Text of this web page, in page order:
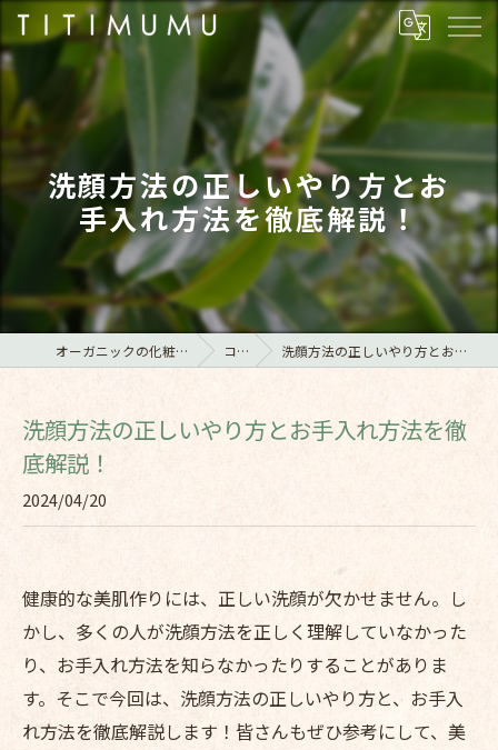
洗顔方法の正しいやり方とお
手入れ方法を徹底解説！
オーガニックの化粧品ならTITIMUMU コラム 洗顔方法の正しいやり方とお手入れ方法を徹底解説！
洗顔方法の正しいやり方とお手入れ方法を徹
底解説！
2024/04/20
健康的な美肌作りには、正しい洗顔が欠かせません。し
かし、多くの人が洗顔方法を正しく理解していなかった
り、お手入れ方法を知らなかったりすることがありま
す。そこで今回は、洗顔方法の正しいやり方と、お手入
れ方法を徹底解説します！皆さんもぜひ参考にして、美